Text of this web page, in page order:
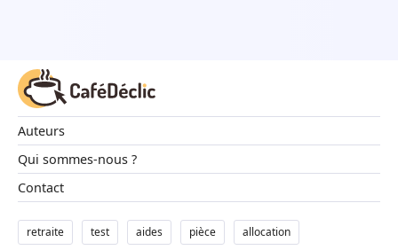
Auteurs
Qui sommes-nous ?
Contact
retraite test aides pièce allocation